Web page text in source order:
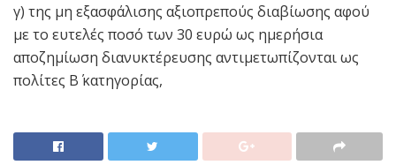
γ) της μη εξασφάλισης αξιοπρεπούς διαβίωσης αφού
με το ευτελές ποσό των 30 ευρώ ως ημερήσια
αποζημίωση διανυκτέρευσης αντιμετωπίζονται ως
πολίτες Β΄ κατηγορίας,